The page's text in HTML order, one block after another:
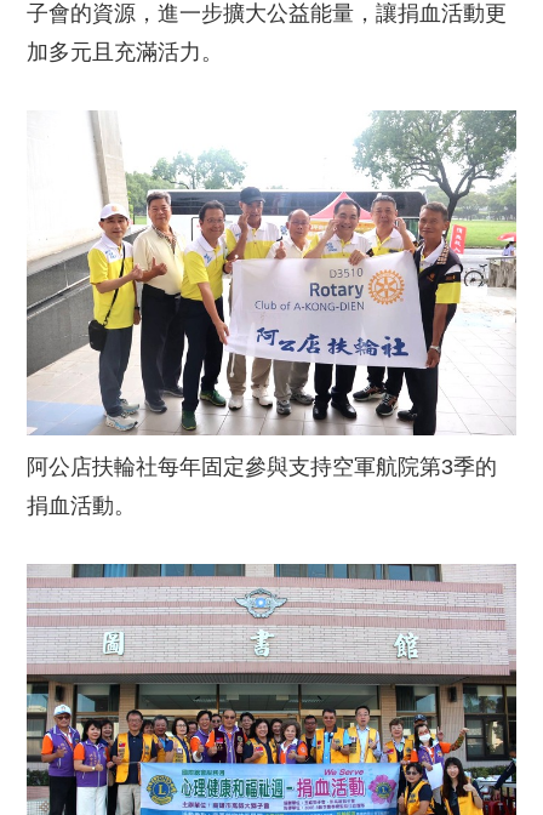
子會的資源，進一步擴大公益能量，讓捐血活動更
加多元且充滿活力。
阿公店扶輪社每年固定參與支持空軍航院第3季的
捐血活動。